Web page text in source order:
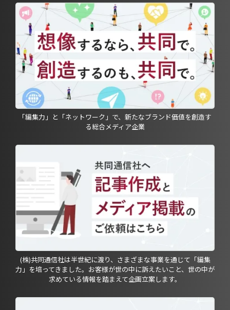
「編集力」と「ネットワーク」で、新たなブランド価値を創造す
る総合メディア企業
(株)共同通信社は半世紀に渡り、さまざまな事業を通じて「編集
力」を培ってきました。お客様が世の中に訴えたいこと、世の中が
求めている情報を踏まえて企画立案します。